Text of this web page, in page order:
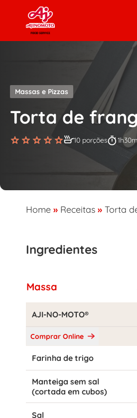
Skip to content
Massas e Pizzas
Torta de
10 porções
Home » Receitas » Torta
Ingredientes
Massa
AJI-NO-MOTO®
Comprar Online
Farinha de trigo
Manteiga sem sal
(cortada em cubos)
Sal